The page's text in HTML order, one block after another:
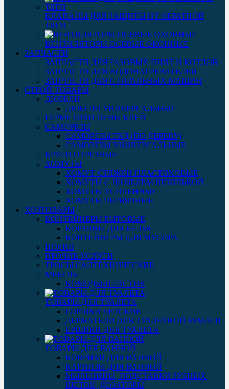
КЛАПАНЫ ДЛЯ ЗАЩИТЫ ОТ ОБРАТНОЙ
ТЯГИ
ВЕНТИЛЯТОРЫ ОСЕВЫЕ ОКОННЫЕ
ЗАПЧАСТИ
ЗАПЧАСТИ ДЛЯ ГАЗОВЫХ ПЛИТ И КОТЛОВ
ЗАПЧАСТИ ДЛЯ ВОДОНАГРЕВАТЕЛЕЙ
ЗАПЧАСТИ ДЛЯ СТИРАЛЬНЫХ МАШИН
СТРОЙ-ТОВАРЫ
ДЮБЕЛИ
ДЮБЕЛИ УНИВЕРСАЛЬНЫЕ
ГЕРМЕТИКИ ПЕНЫ КЛЕЙ
САМОРЕЗЫ
САМОРЕЗЫ ГКД (ПО ДЕРЕВУ)
САМОРЕЗЫ УНИВЕРСАЛЬНЫЕ
КРУГИ ОТРЕЗНЫЕ
ХОМУТЫ
ХОМУТ-СТЯЖКИ ПЛАСТИКОВЫЕ
ХОМУТЫ С ДЮБЕЛЕМ ШПИЛЬКОЙ
ХОМУТЫ УСИЛЕННЫЕ
ХОМУТЫ ЧЕРВЯЧНЫЕ
ХОЗТОВАРЫ
КОНТЕЙНЕРЫ БЫТОВЫЕ
КОРЗИНЫ ДЛЯ БЕЛЬЯ
КОНТЕЙНЕРЫ ДЛЯ МУСОРА
ПОЛИВ
ПРОЧИЕ УСЛУГИ
ТРОСЫ САНТЕХНИЧЕСКИЕ
МЕБЕЛЬ
КОМОДЫ-ПЛАСТИК
ТОВАРЫ ДЛЯ ТУАЛЕТА
ГОРШКИ ДЕТСКИЕ
ДЕРЖАТЕЛИ ДЛЯ ТУАЛЕТНОЙ БУМАГИ
ЕРШИКИ ДЛЯ ТУАЛЕТА
ТОВАРЫ ДЛЯ ВАННОЙ
КОВРИКИ ДЛЯ ВАННОЙ
КАРНИЗЫ ДЛЯ ВАННОЙ
МЫЛЬНИЦЫ, ПОДСТАВКИ ЗУБНЫХ
ЩЕТОК, ДОЗАТОРЫ